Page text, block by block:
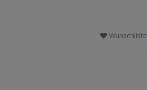
Wunschliste